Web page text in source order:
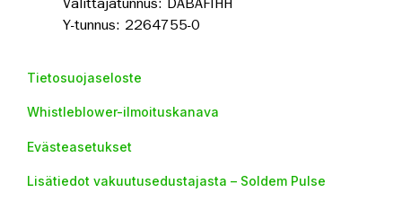
Välittäjätunnus: DABAFIHH
Y-tunnus: 2264755-0
Tietosuojaseloste
Whistleblower-ilmoituskanava
Evästeasetukset
Lisätiedot vakuutusedustajasta – Soldem Pulse